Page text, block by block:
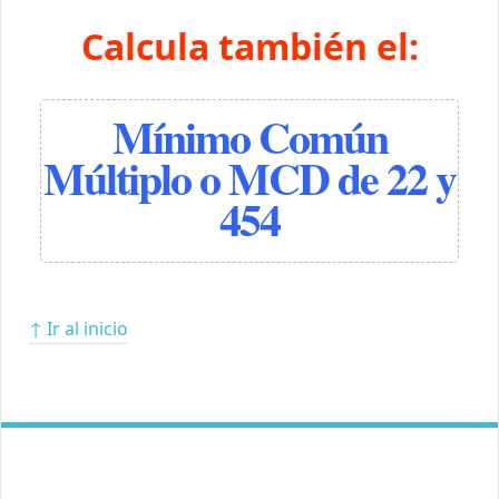
Calcula también el:
Mínimo Común
Múltiplo o MCD de 22 y
454
↑ Ir al inicio